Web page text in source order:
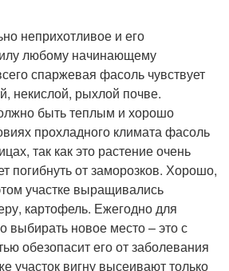
неприхотливое и его
любому начинающему
спаржевая фасоль чувствует
некислой, рыхлой почве.
быть теплым и хорошо
прохладного климата фасоль
так как это растение очень
погибнуть от заморозков. Хорошо,
участке выращивались
картофель. Ежегодно для
выбирать новое место – это с
обезопасит его от заболевания
участок вигну высеивают только